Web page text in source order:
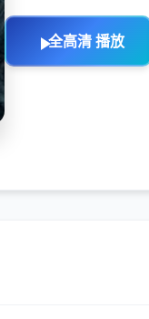
全高清 播放